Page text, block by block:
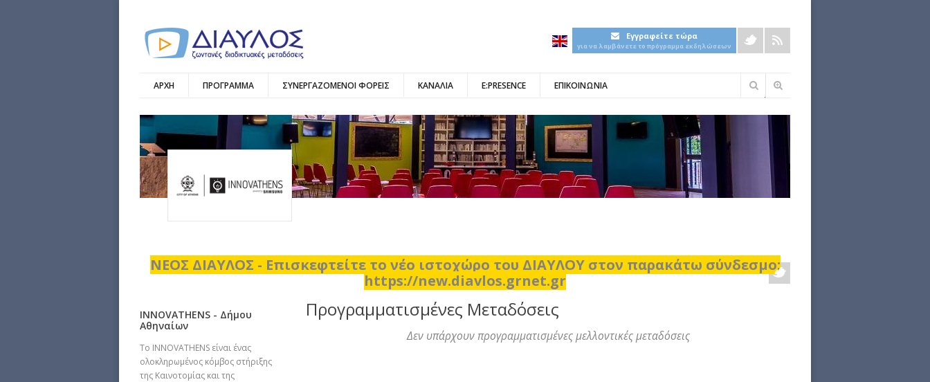
Εγγραφείτε τώρα
για να λαμβάνετε το πρόγραμμα εκδηλώσεων
ΑΡΧΗ ΠΡΟΓΡΑΜΜΑ ΣΥΝΕΡΓΑΖΟΜΕΝΟΙ ΦΟΡΕΙΣ ΚΑΝΑΛΙΑ E:PRESENCE ΕΠΙΚΟΙΝΩΝΙΑ
Φόρμα
ΝΕΟΣ ΔΙΑΥΛΟΣ - Επισκεφτείτε το νέο ιστοχώρο του ΔΙΑΥΛΟΥ στον παρακάτω σύνδεσμο:
https://new.diavlos.grnet.gr
INNOVATHENS - Δήμου
Αθηναίων
Tο INNOVATHENS είναι ένας
ολοκληρωμένος κόμβος στήριξης
της Καινοτομίας και της
Προγραμματισμένες Μεταδόσεις
Δεν υπάρχουν προγραμματισμένες μελλοντικές μεταδόσεις